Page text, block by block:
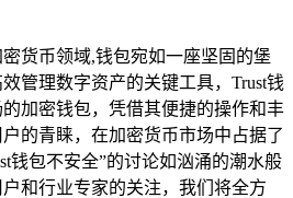
货币领域,钱包宛如一座坚固的堡
管理数字资产的关键工具，Trust钱
加密钱包，凭借其便捷的操作和丰
的青睐，在加密货币市场中占据了
钱包不安全”的讨论如汹涌的潮水般
和行业专家的关注，我们将全方